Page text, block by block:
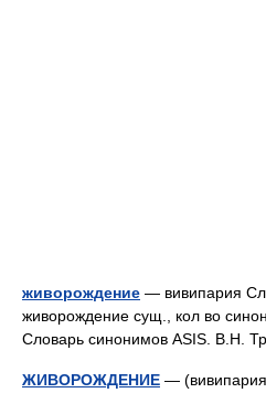
живорождение — вивипария
живорождение сущ., кол во
Словарь синонимов ASIS. В.Н.
ЖИВОРОЖДЕНИЕ —